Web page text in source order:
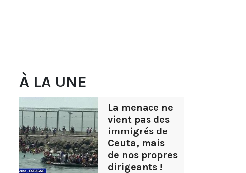
À LA UNE
La menace ne
vient pas des
immigrés de
Ceuta, mais
de nos propres
dirigeants !